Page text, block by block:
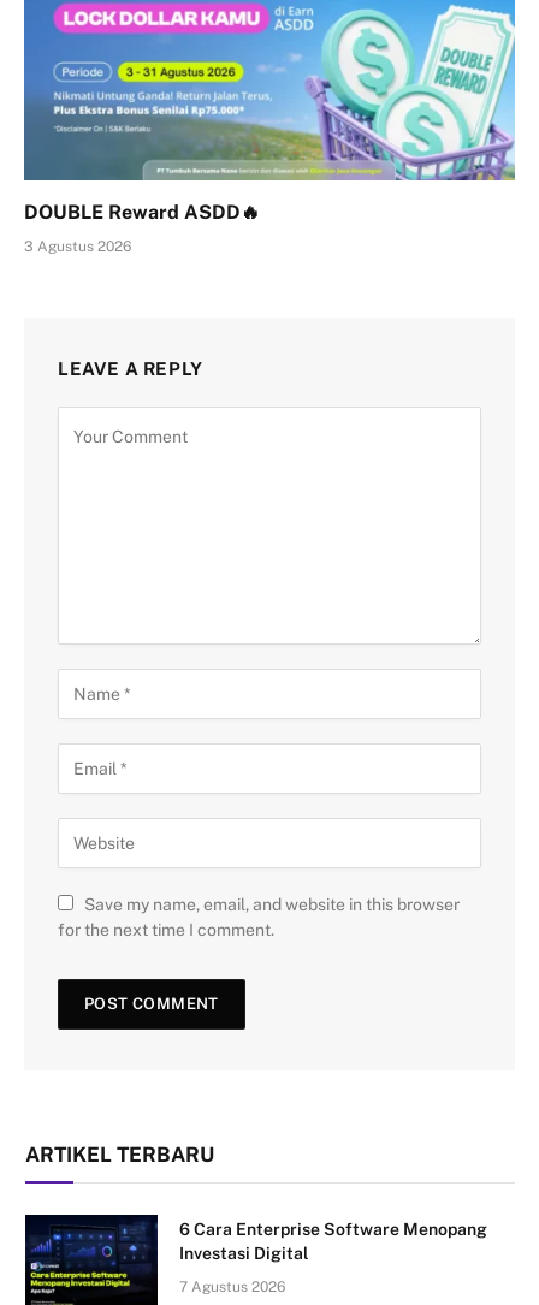
DOUBLE Reward ASDD🔥
3 Agustus 2026
LEAVE A REPLY
Save my name, email, and website in this browser
for the next time I comment.
ARTIKEL TERBARU
6 Cara Enterprise Software Menopang
Investasi Digital
7 Agustus 2026